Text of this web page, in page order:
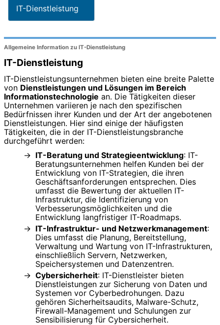
IT-Dienstleistung
Allgemeine Information zu IT-Dienstleistung
IT-Dienstleistung
IT-Dienstleistungsunternehmen bieten eine breite Palette
von Dienstleistungen und Lösungen im Bereich
Informationstechnologie an. Die Tätigkeiten dieser
Unternehmen variieren je nach den spezifischen
Bedürfnissen ihrer Kunden und der Art der angebotenen
Dienstleistungen. Hier sind einige der häufigsten
Tätigkeiten, die in der IT-Dienstleistungsbranche
durchgeführt werden:
IT-Beratung und Strategieentwicklung: IT-
Beratungsunternehmen helfen Kunden bei der
Entwicklung von IT-Strategien, die ihren
Geschäftsanforderungen entsprechen. Dies
umfasst die Bewertung der aktuellen IT-
Infrastruktur, die Identifizierung von
Verbesserungsmöglichkeiten und die
Entwicklung langfristiger IT-Roadmaps.
IT-Infrastruktur- und Netzwerkmanagement:
Dies umfasst die Planung, Bereitstellung,
Verwaltung und Wartung von IT-Infrastrukturen,
einschließlich Servern, Netzwerken,
Speichersystemen und Datenzentren.
Cybersicherheit: IT-Dienstleister bieten
Dienstleistungen zur Sicherung von Daten und
Systemen vor Cyberbedrohungen. Dazu
gehören Sicherheitsaudits, Malware-Schutz,
Firewall-Management und Schulungen zur
Sensibilisierung für Cybersicherheit.